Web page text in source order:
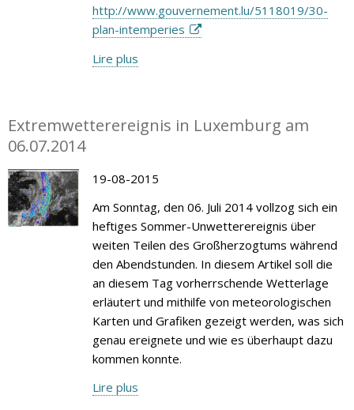
http://www.gouvernement.lu/5118019/30-
plan-intemperies
Lire plus
Extremwetterereignis in Luxemburg am
06.07.2014
19-08-2015
Am Sonntag, den 06. Juli 2014 vollzog sich ein
heftiges Sommer-Unwetterereignis über
weiten Teilen des Großherzogtums während
den Abendstunden. In diesem Artikel soll die
an diesem Tag vorherrschende Wetterlage
erläutert und mithilfe von meteorologischen
Karten und Grafiken gezeigt werden, was sich
genau ereignete und wie es überhaupt dazu
kommen konnte.
Lire plus